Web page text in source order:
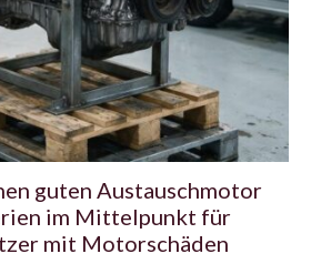
guten Austauschmotor
im Mittelpunkt für
mit Motorschäden